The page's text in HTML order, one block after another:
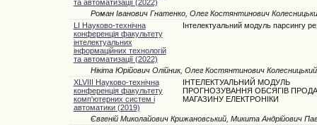
та автоматизації (2022)
Роман Іванович Гнатенко, Олег Костянтинович
LI Науково-технічна
конференція факультету
інтелектуальних
інформаційних технологій
та автоматизації (2022)
Інтелектуальний модуль парсингу
Нікіта Юрійович Олійник, Олег Костянтинович Колесницький
XLVIII Науково-технічна
конференція факультету
комп'ютерних систем і
автоматики (2019)
ІНТЕЛЕКТУАЛЬНИЙ МОДУЛЬ
ПРОГНОЗУВАННЯ ОБСЯГІВ
МАГАЗИНУ ЕЛЕКТРОНІКИ
Євгеній Миколайович Крижановський, Микита Андрійович